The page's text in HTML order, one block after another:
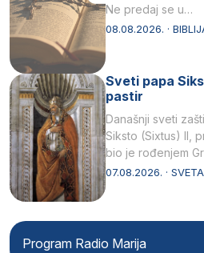
Ne predaj se u…
08.08.2026. ·
Sveti papa
pastir
Današnji sveti
Siksto (Sixtus) II,
bio je rođenjem
afričkim…
07.08.2026. ·
Program Radio Marija